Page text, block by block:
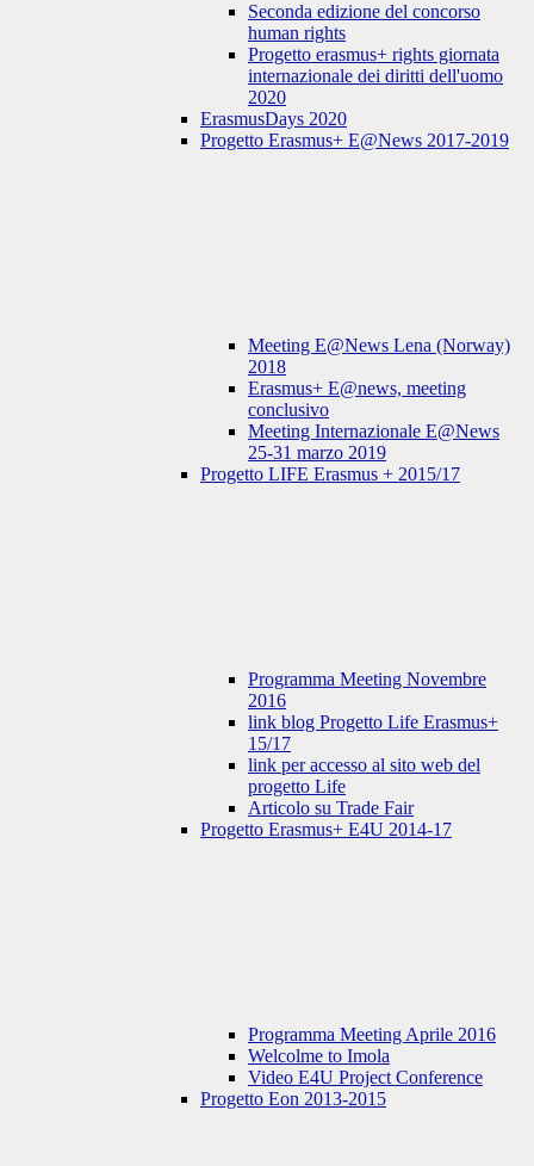
Seconda edizione del concorso
human rights
Progetto erasmus+ rights giornata
internazionale dei diritti dell'uomo
2020
ErasmusDays 2020
Progetto Erasmus+ E@News 2017-2019
Meeting E@News Lena (Norway)
2018
Erasmus+ E@news, meeting
conclusivo
Meeting Internazionale E@News
25-31 marzo 2019
Progetto LIFE Erasmus + 2015/17
Programma Meeting Novembre
2016
link blog Progetto Life Erasmus+
15/17
link per accesso al sito web del
progetto Life
Articolo su Trade Fair
Progetto Erasmus+ E4U 2014-17
Programma Meeting Aprile 2016
Welcolme to Imola
Video E4U Project Conference
Progetto Eon 2013-2015